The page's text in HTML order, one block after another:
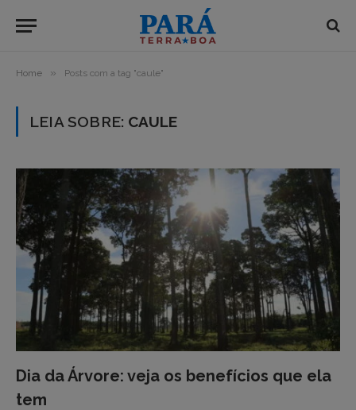
Home » Posts com a tag "caule"
LEIA SOBRE: CAULE
Dia da Árvore: veja os benefícios que ela
tem